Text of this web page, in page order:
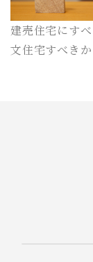
建売住宅にす
文住宅すべきか